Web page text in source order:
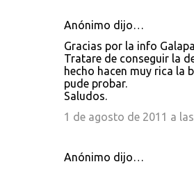
Anónimo dijo…
Gracias por la info
Tratare de conseguir la
hecho hacen muy rica la
pude probar.
Saludos.
1 de agosto de 2011 a las
Anónimo dijo…